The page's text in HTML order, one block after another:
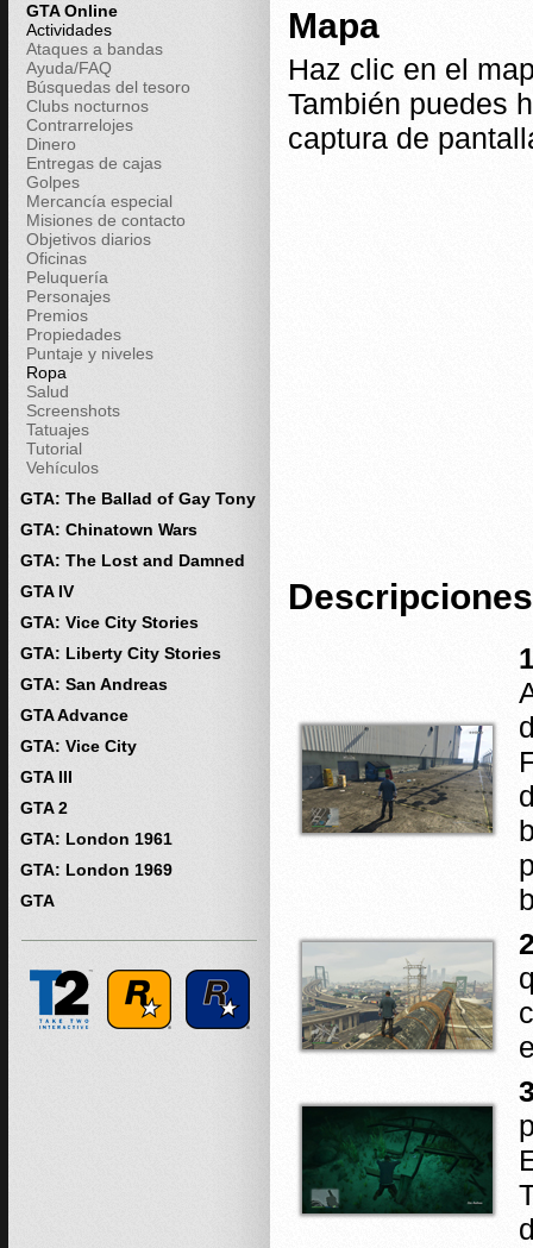
GTA Online
Actividades
Ataques a bandas
Ayuda/FAQ
Búsquedas del tesoro
Clubs nocturnos
Contrarrelojes
Dinero
Entregas de cajas
Golpes
Mercancía especial
Misiones de contacto
Objetivos diarios
Oficinas
Peluquería
Personajes
Premios
Propiedades
Puntaje y niveles
Ropa
Salud
Screenshots
Tatuajes
Tutorial
Vehículos
GTA: The Ballad of Gay Tony
GTA: Chinatown Wars
GTA: The Lost and Damned
GTA IV
GTA: Vice City Stories
GTA: Liberty City Stories
GTA: San Andreas
GTA Advance
GTA: Vice City
GTA III
GTA 2
GTA: London 1961
GTA: London 1969
GTA
Mapa
Haz clic en el
También puedes
captura de
Descripciones